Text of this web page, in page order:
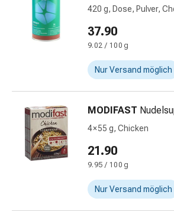
Mücken-
Zeckenschutz
Zeckenpinzette
Wurmmittel
Rezeptpflichtige
Arzneimittel
Rezeptpflichtige
Arzneimittel
Vaginalbeschwerden
Menstruation
Scheideninfektion
Vaginalgesundheit
420 g, Dose, Pulver,
37.90
9.02 / 100 g
Nur Versand möglich
MODIFAST
4 × 55 g, Chicken
21.90
9.95 / 100 g
Nur Versand möglich